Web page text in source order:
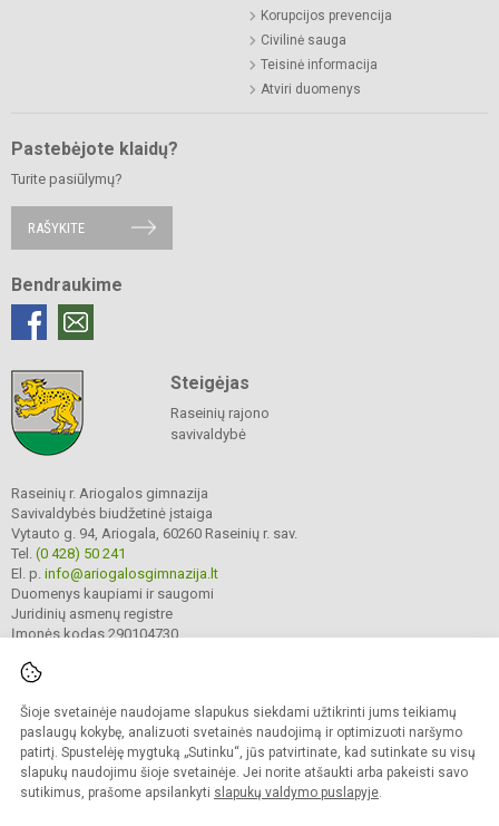
Šioje svetainėje naudojame slapukus siekdami užtikrinti jums teikiamų
paslaugų kokybę, analizuoti svetainės naudojimą ir optimizuoti naršymo
patirtį. Spustelėję mygtuką „Sutinku“, jūs patvirtinate, kad sutinkate su visų
slapukų naudojimu šioje svetainėje. Jei norite atšaukti arba pakeisti savo
sutikimus, prašome apsilankyti slapukų valdymo puslapyje.
Korupcijos prevencija
Civilinė sauga
Teisinė informacija
Atviri duomenys
Pastebėjote klaidų?
Turite pasiūlymų?
RAŠYKITE
Bendraukime
Steigėjas
Raseinių rajono
savivaldybė
Raseinių r. Ariogalos gimnazija
Savivaldybės biudžetinė įstaiga
Vytauto g. 94, Ariogala, 60260 Raseinių r. sav.
Tel. (0 428) 50 241
El. p. info@ariogalosgimnazija.lt
Duomenys kaupiami ir saugomi
Juridinių asmenų registre
Įmonės kodas 290104730
© 2022. Raseinių r. Ariogalos gimnazija. Visos teisės saugomos.
Kopijuoti turinį be raštiško gimnazijos sutikimo griežtai draudžiama.
Prieinamumo paraiška Slapukų valdymas
Sumanus būdas atnaujinti